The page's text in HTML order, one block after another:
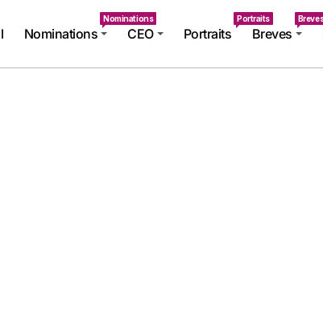
Nominations
Nominations
CEO Portraits
Portraits
Breves